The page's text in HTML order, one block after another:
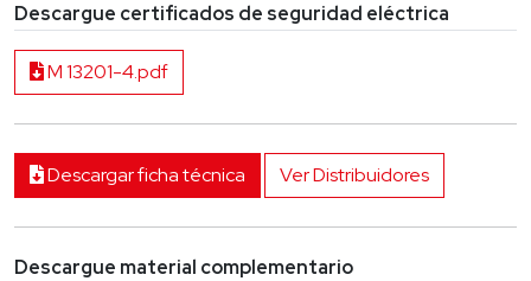
Descargue certificados de seguridad eléctrica
M 13201-4.pdf
Descargar ficha técnica Ver Distribuidores
Descargue material complementario